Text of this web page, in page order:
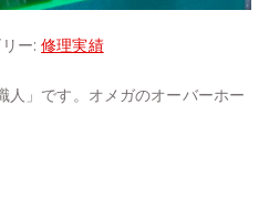
ー:修理実績
人」です。オメガのオーバーホー